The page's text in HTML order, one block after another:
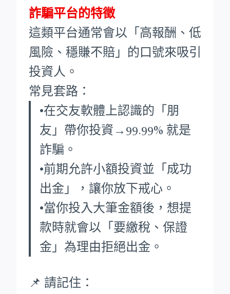
詐騙平台的特徵
這類平台通常會以「高報酬、低
風險、穩賺不賠」的口號來吸引
投資人。
常見套路：
•在交友軟體上認識的「朋
友」帶你投資→99.99% 就是
詐騙。
•前期允許小額投資並「成功
出金」，讓你放下戒心。
•當你投入大筆金額後，想提
款時就會以「要繳稅、保證
金」為理由拒絕出金。
📌 請記住：